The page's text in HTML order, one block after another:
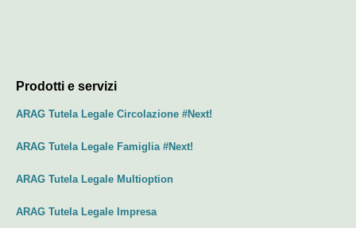
Prodotti e servizi
ARAG Tutela Legale Circolazione #Next!
ARAG Tutela Legale Famiglia #Next!
ARAG Tutela Legale Multioption
ARAG Tutela Legale Impresa